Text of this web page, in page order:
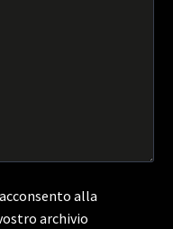
alla
archivio